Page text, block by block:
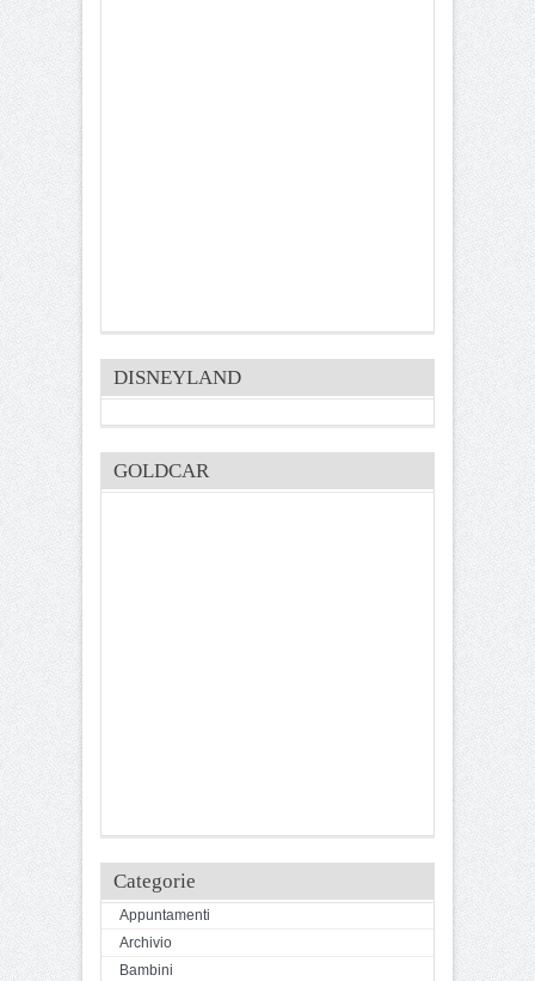
DISNEYLAND
GOLDCAR
Categorie
Appuntamenti
Archivio
Bambini